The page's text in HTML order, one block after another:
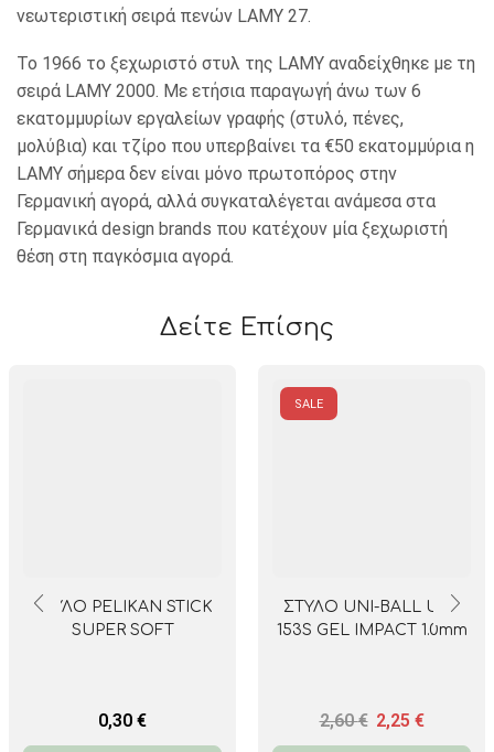
νεωτεριστική σειρά πενών LAMY 27.
Το 1966 το ξεχωριστό στυλ της LAMY αναδείχθηκε με τη
σειρά LAMY 2000. Με ετήσια παραγωγή άνω των 6
εκατομμυρίων εργαλείων γραφής (στυλό, πένες,
μολύβια) και τζίρο που υπερβαίνει τα €50 εκατομμύρια η
LAMY σήμερα δεν είναι μόνο πρωτοπόρος στην
Γερμανική αγορά, αλλά συγκαταλέγεται ανάμεσα στα
Γερμανικά design brands που κατέχουν μία ξεχωριστή
θέση στη παγκόσμια αγορά.
Δείτε Επίσης
ΣΤΥΛΟ PELIKAN STICK
SUPER SOFT
0,30 €
SALE
ΣΤΥΛΟ UNI-BALL UM-
153S GEL IMPACT 1.0mm
2,60€ 2,25 €